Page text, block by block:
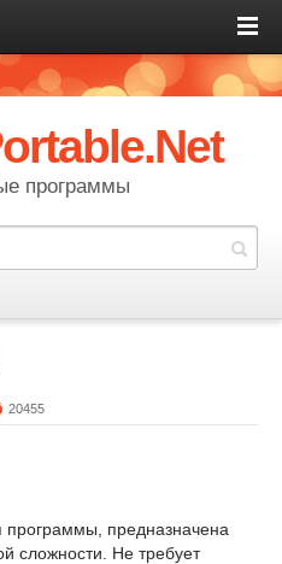
программы
20455
программы, предназначена
сложности. Не требует